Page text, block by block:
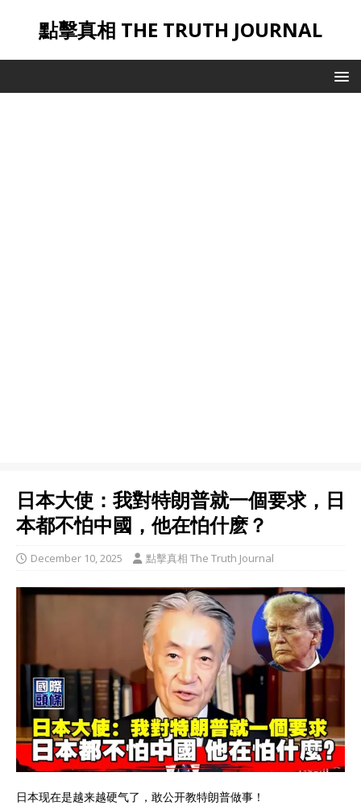
點擊真相 THE TRUTH JOURNAL
日本大使：我對特朗普就一個要求，日
本都不怕中國，他在怕什麽？
December 10, 2025 點擊真相 The Truth Journal
日本现在是越来越硬气了，敢公开教特朗普做事！